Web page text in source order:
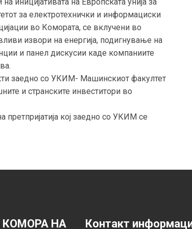
за електротехнички и информациски
во Комората, се вклучени во
извори на енергија, подигнување на
и панел дискусии каде компаниите
заедно со УКИМ- Машинскиот факултет
и странските инвеститори во
кој заедно со УКИМ се
НА Контакт